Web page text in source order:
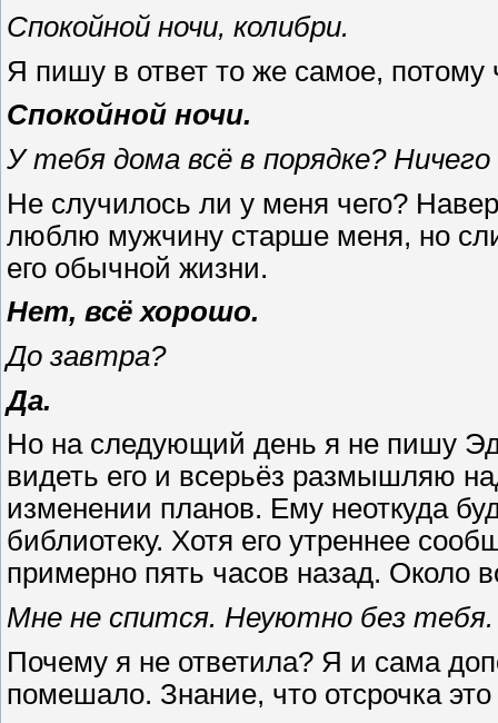
Спокойной ночи, колибри.
Я пишу в ответ то же самое,
Спокойной ночи.
У тебя дома всё в порядке? Ничего
Не случилось ли у меня чего?
люблю мужчину старше меня, но
его обычной жизни.
Нет, всё хорошо.
До завтра?
Да.
Но на следующий день я не пишу
видеть его и всерьёз размышляю
изменении планов. Ему неоткуда
библиотеку. Хотя его утреннее
примерно пять часов назад. Около
Мне не спится. Неуютно без тебя.
Почему я не ответила? Я и сама
помешало. Знание, что отсрочка